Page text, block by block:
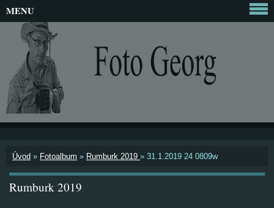
Úvod » Fotoalbum » Rumburk 2019 » 31.1.2019 24 0809w
Rumburk 2019
MENU